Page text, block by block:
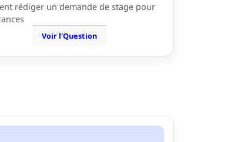
rédiger un demande de stage pour
Voir l'Question